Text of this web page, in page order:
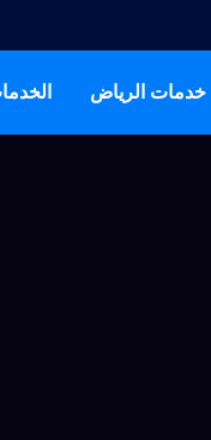
خدمات الرياض